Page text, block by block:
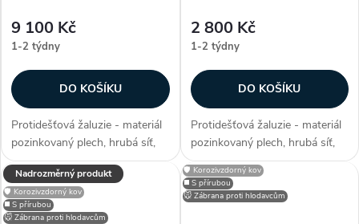
9 100 Kč
1-2 týdny
DO KOŠÍKU
Protidešťová žaluzie - materiál
pozinkovaný plech, hrubá síť,
efektivní plocha sef 1,3044 m²,
snadno přizpůsobitelné díky
možnosti lakování RAL, zakryje
stavební otvory, užívané...
2 800 Kč
1-2 týdny
DO KOŠÍKU
Protidešťová žaluzie - materiál
pozinkovaný plech, hrubá síť,
efektivní plocha sef 0,0576 m²,
snadno přizpůsobitelné díky
možnosti lakování RAL, zakryje
Nadrozměrný produkt
◼️ S přírubou
🛡️ Korozivzdorný kov
🐭 Zábrana proti hlodavcům
◼️ S přírubou
🛡️ Korozivzdorný kov
🐭 Zábrana proti hlodavcům